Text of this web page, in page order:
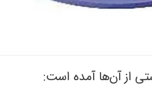
از آن‌ها آمده است: